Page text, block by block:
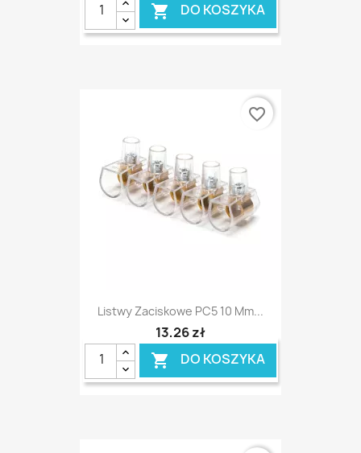
 DO KOSZYKA
Listwy Zaciskowe PC5 10 Mm...
13,26 zł
 DO KOSZYKA
favorite_border